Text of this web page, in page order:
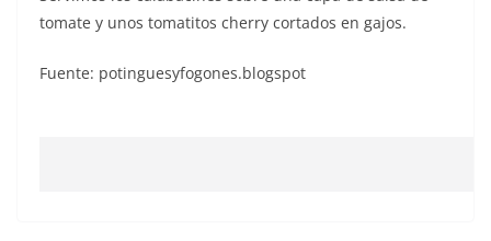
tomate y unos tomatitos cherry cortados en gajos.
Fuente: potinguesyfogones.blogspot